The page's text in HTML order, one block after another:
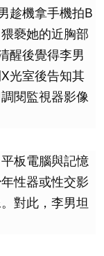
趁機拿手機拍B
褻她的近胸部
醒後覺得李男
光室後告知其
閱監視器影像
板電腦與記憶
性器或性交影
對此，李男坦